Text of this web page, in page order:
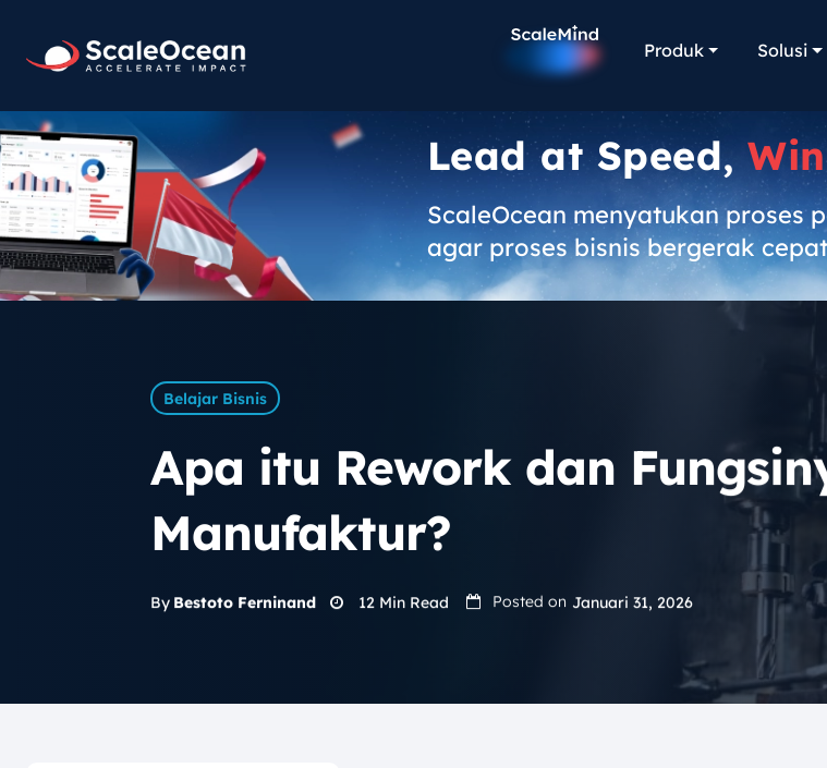
Produk Solusi
Lead at Speed,
ScaleOcean menyatukan proses
agar proses bisnis bergerak
Belajar Bisnis
Apa itu Rework dan
Manufaktur?
By Bestoto Ferninand 12 Min Read Posted on Januari 31, 2026